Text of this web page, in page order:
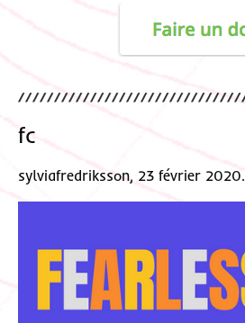
fc
sylviafredriksson, 23 février 2020.